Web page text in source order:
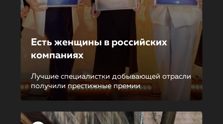
Есть женщины в российских
компаниях
Лучшие специалистки добывающей отрасли
получили престижные премии